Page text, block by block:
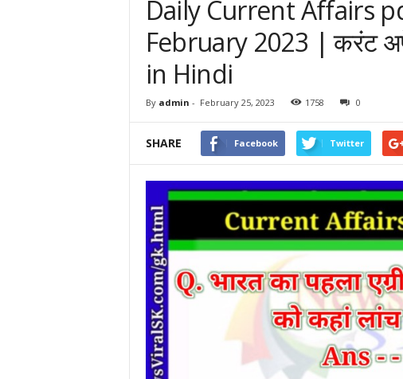
Daily Current Affairs
February 2023 | करंट
in Hindi
By admin - February 25, 2023 1758 0
SHARE Facebook Twitter